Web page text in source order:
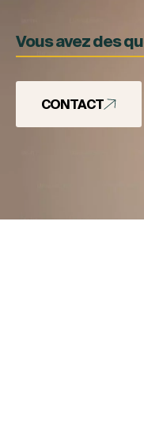
Vous avez des
CONTACT